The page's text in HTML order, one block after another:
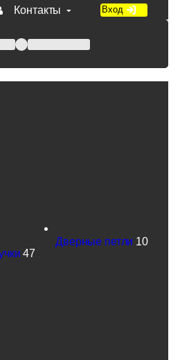
Контакты Вход
47
Дверные петли 10